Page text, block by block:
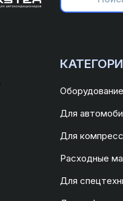
Оборудование
Для
Для
Расходные
Для